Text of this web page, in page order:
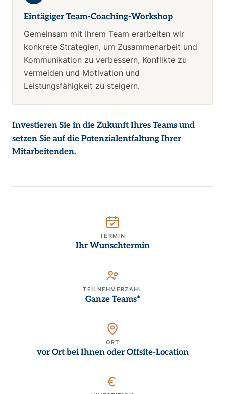
Eintägiger Team-Coaching-Workshop
Gemeinsam mit Ihrem Team erarbeiten wir
konkrete Strategien, um Zusammenarbeit und
Kommunikation zu verbessern, Konflikte zu
vermeiden und Motivation und
Leistungsfähigkeit zu steigern.
Investieren Sie in die Zukunft Ihres Teams und
setzen Sie auf die Potenzialentfaltung Ihrer
Mitarbeitenden.
TERMIN
Ihr Wunschtermin
TEILNEHMERZAHL
Ganze Teams*
ORT
vor Ort bei Ihnen oder Offsite-Location